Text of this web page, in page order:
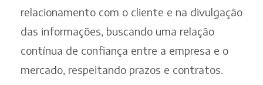
relacionamento com o cliente e na divulgação
das informações, buscando uma relação
contínua de confiança entre a empresa e o
mercado, respeitando prazos e contratos.